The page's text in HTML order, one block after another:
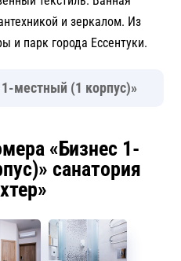
и зеркалом. Из
и парк города Ессентуки.
местный (1 корпус)»
«Бизнес 1-
санатория